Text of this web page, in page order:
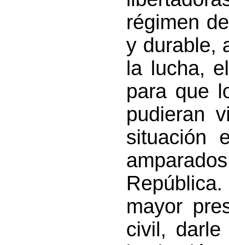
régimen
y durable,
la lucha,
para que
pudieran
situación
mayor
civil,